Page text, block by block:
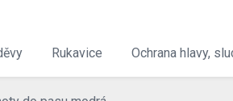
Rukavice Ochrana hlavy,